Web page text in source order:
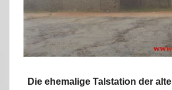
Die ehemalige Talstation der